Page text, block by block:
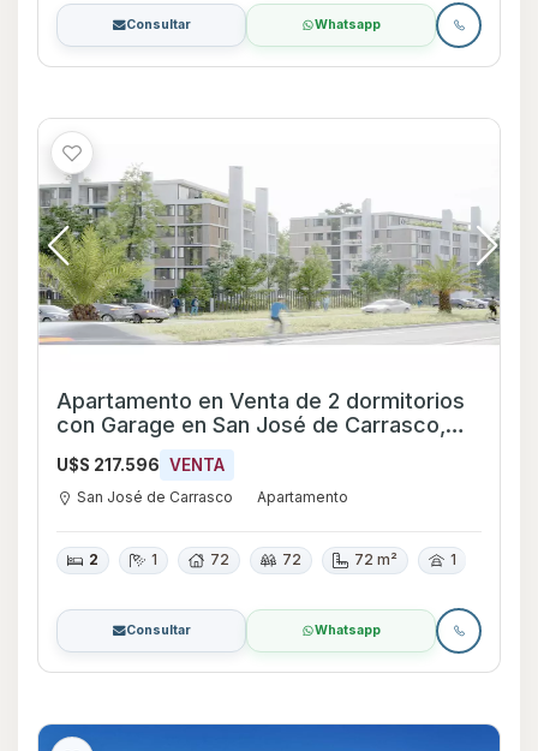
Consultar Whatsapp
Apartamento en Venta de 2 dormitorios
con Garage en San José de Carrasco,
Canelones
U$S 217.596 VENTA
San José de Carrasco Apartamento
2 1 72 72 72 m² 1
Consultar Whatsapp